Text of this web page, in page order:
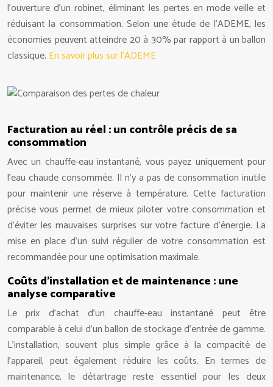
l’ouverture d’un robinet, éliminant les pertes en mode veille et
réduisant la consommation. Selon une étude de l’ADEME, les
économies peuvent atteindre 20 à 30% par rapport à un ballon
classique. En savoir plus sur l’ADEME
Facturation au réel : un contrôle précis de sa
consommation
Avec un chauffe-eau instantané, vous payez uniquement pour
l’eau chaude consommée. Il n’y a pas de consommation inutile
pour maintenir une réserve à température. Cette facturation
précise vous permet de mieux piloter votre consommation et
d’éviter les mauvaises surprises sur votre facture d’énergie. La
mise en place d’un suivi régulier de votre consommation est
recommandée pour une optimisation maximale.
Coûts d’installation et de maintenance : une
analyse comparative
Le prix d’achat d’un chauffe-eau instantané peut être
comparable à celui d’un ballon de stockage d’entrée de gamme.
L’installation, souvent plus simple grâce à la compacité de
l’appareil, peut également réduire les coûts. En termes de
maintenance, le détartrage reste essentiel pour les deux